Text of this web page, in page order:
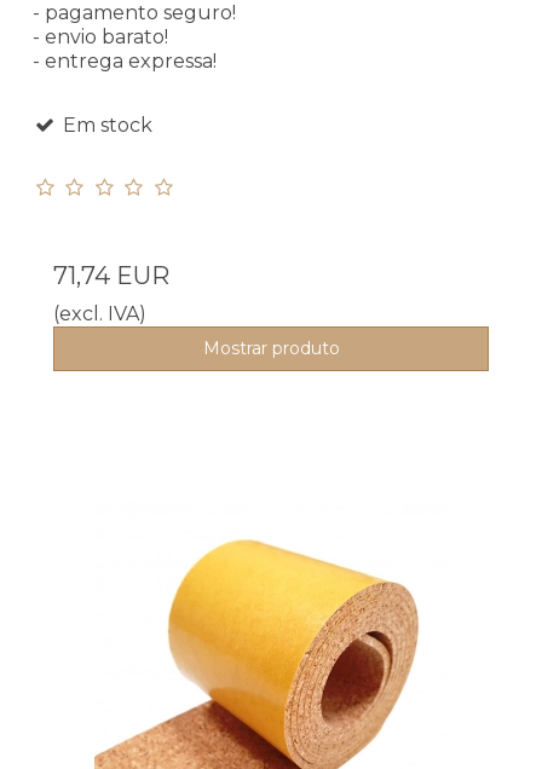
- pagamento seguro!
- envio barato!
- entrega expressa!
Em stock
71,74 EUR
(excl. IVA)
Mostrar produto